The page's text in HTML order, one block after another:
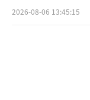
2026-08-06 13:45:15